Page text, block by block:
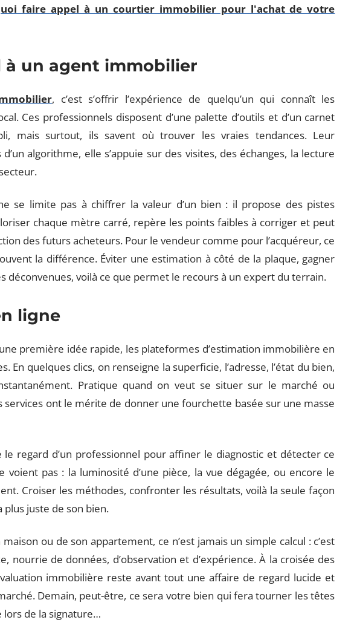
faire appel à un courtier immobilier pour l'achat de votre
à un agent immobilier
, c’est s’offrir l’expérience de quelqu’un qui connaît les
Ces professionnels disposent d’une palette d’outils et d’un carnet
mais surtout, ils savent où trouver les vraies tendances. Leur
algorithme, elle s’appuie sur des visites, des échanges, la lecture
se limite pas à chiffrer la valeur d’un bien : il propose des pistes
chaque mètre carré, repère les points faibles à corriger et peut
des futurs acheteurs. Pour le vendeur comme pour l’acquéreur, ce
la différence. Éviter une estimation à côté de la plaque, gagner
déconvenues, voilà ce que permet le recours à un expert du terrain.
ligne
première idée rapide, les plateformes d’estimation immobilière en
En quelques clics, on renseigne la superficie, l’adresse, l’état du bien,
Pratique quand on veut se situer sur le marché ou
services ont le mérite de donner une fourchette basée sur une masse
regard d’un professionnel pour affiner le diagnostic et détecter ce
voient pas : la luminosité d’une pièce, la vue dégagée, ou encore le
Croiser les méthodes, confronter les résultats, voilà la seule façon
plus juste de son bien.
ou de son appartement, ce n’est jamais un simple calcul : c’est
nourrie de données, d’observation et d’expérience. À la croisée des
immobilière reste avant tout une affaire de regard lucide et
Demain, peut-être, ce sera votre bien qui fera tourner les têtes
lors de la signature…